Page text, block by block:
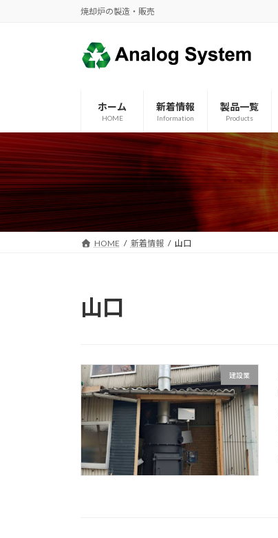
プ
動
焼却炉の製造・販売
ホーム
HOME
新着情報
Information
製品一覧
Products
HOME 新着情報 山口
山口
建設業